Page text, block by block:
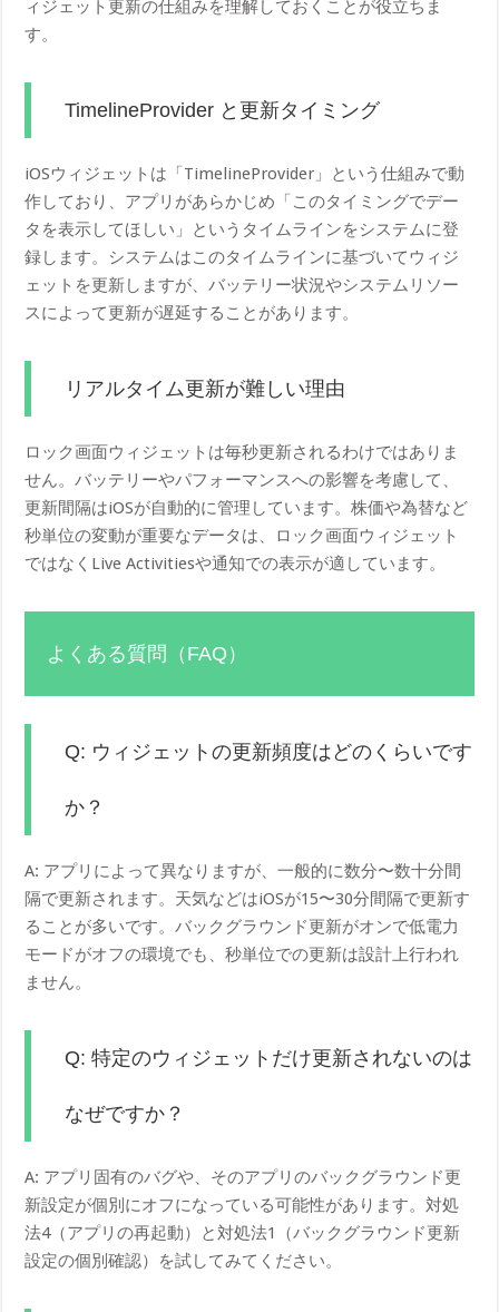
ィジェット更新の仕組みを理解しておくことが役立ちま
す。
TimelineProvider と更新タイミング
iOSウィジェットは「TimelineProvider」という仕組みで動
作しており、アプリがあらかじめ「このタイミングでデー
タを表示してほしい」というタイムラインをシステムに登
録します。システムはこのタイムラインに基づいてウィジ
ェットを更新しますが、バッテリー状況やシステムリソー
スによって更新が遅延することがあります。
リアルタイム更新が難しい理由
ロック画面ウィジェットは毎秒更新されるわけではありま
せん。バッテリーやパフォーマンスへの影響を考慮して、
更新間隔はiOSが自動的に管理しています。株価や為替など
秒単位の変動が重要なデータは、ロック画面ウィジェット
ではなくLive Activitiesや通知での表示が適しています。
よくある質問（FAQ）
Q: ウィジェットの更新頻度はどのくらいです
か？
A: アプリによって異なりますが、一般的に数分〜数十分間
隔で更新されます。天気などはiOSが15〜30分間隔で更新す
ることが多いです。バックグラウンド更新がオンで低電力
モードがオフの環境でも、秒単位での更新は設計上行われ
ません。
Q: 特定のウィジェットだけ更新されないのは
なぜですか？
A: アプリ固有のバグや、そのアプリのバックグラウンド更
新設定が個別にオフになっている可能性があります。対処
法4（アプリの再起動）と対処法1（バックグラウンド更新
設定の個別確認）を試してみてください。